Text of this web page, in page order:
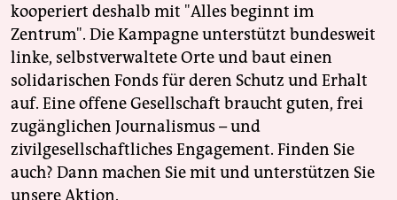
kooperiert deshalb mit "Alles beginnt im
Zentrum". Die Kampagne unterstützt bundesweit
linke, selbstverwaltete Orte und baut einen
solidarischen Fonds für deren Schutz und Erhalt
auf. Eine offene Gesellschaft braucht guten, frei
zugänglichen Journalismus – und
zivilgesellschaftliches Engagement. Finden Sie
auch? Dann machen Sie mit und unterstützen Sie
unsere Aktion.